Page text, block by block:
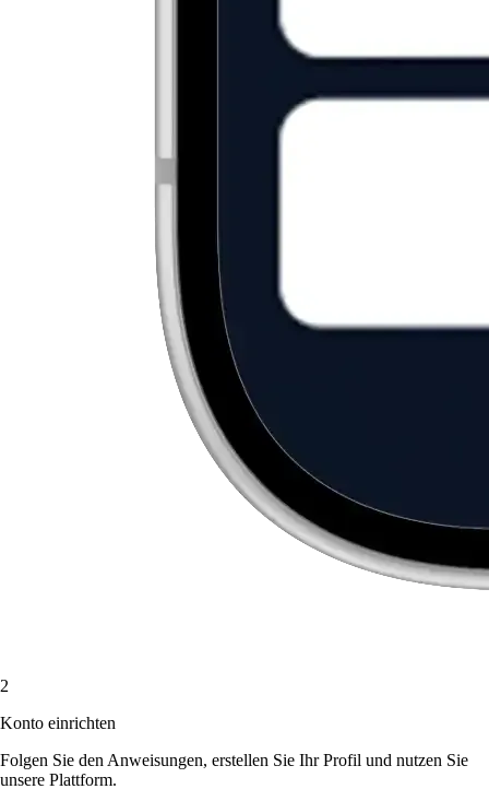
2
Konto einrichten
Folgen Sie den Anweisungen, erstellen Sie Ihr Profil und nutzen Sie
unsere Plattform.